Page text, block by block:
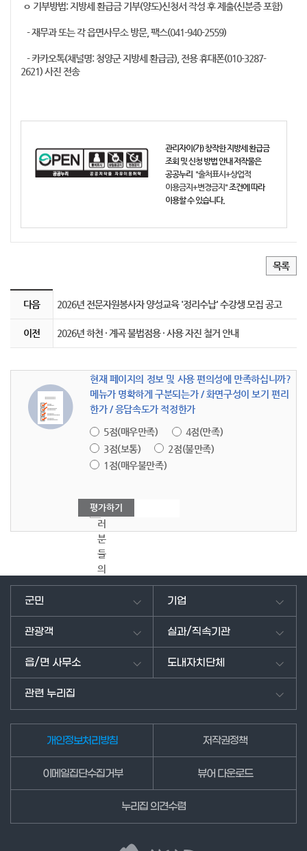
ㅇ 기부방법: 지방세 환급금 기부(양도)신청서 작성 후 제출(신분증 포함)
- 재무과 또는 각 읍면사무소 방문, 팩스(041-940-2559)
- 카카오톡(채널명: 청양군 지방세 환급금), 전용 휴대폰(010-3287-
2621) 사진 전송
관리자이(가) 창작한지방세 환급금
조회 및 신청 방법 안내 저작물은
공공누리 "출처표시+상업적
이용금지+변경금지"조건에 따라
이용할 수 있습니다.
목록
게시판 이전 및 다음 링크
행정_새소식의 이전글과 다음글을 보여주는 설명하는 표입니다.
다음
2026년 전문자원봉사자 양성교육 '정리수납' 수강생 모집 공고
이전 2026년 하천 · 계곡 불법점용 · 사용 자진 철거 안내
현재 페이지의 정보 및 사용 편의성에 만족하십니까?
메뉴가 명확하게 구분되는가 / 화면구성이 보기 편리
한가 / 응답속도가 적정한가
5점(매우만족)
4점(만족)
3점(보통)
2점(불만족)
1점(매우불만족)
여
러
분
들
의
의
을
군민 기업
관광객 실과/직속기관
읍/면 사무소 도내자치단체
관련 누리집
개인정보처리방침 저작권정책
이메일집단수집거부 뷰어 다운로드
누리집 의견수렴